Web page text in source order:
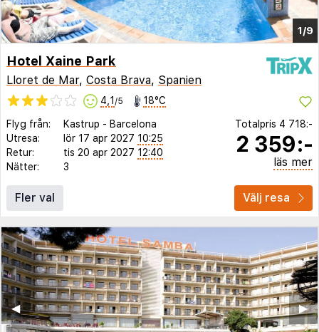
1/9
Hotel Xaine Park
Lloret de Mar, Costa Brava, Spanien
4,1 /5 18°C
Flyg från: Kastrup - Barcelona
Utresa:
lör 17 apr 2027 10:25
Retur:
tis 20 apr 2027 12:40
Nätter:
3
Totalpris 4 718:-
2 359:-
läs mer
Fler val Välj resa
▶︎
◀︎